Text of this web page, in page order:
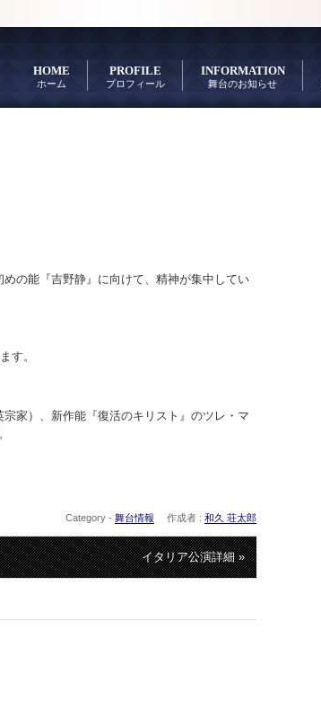
HOME
ホーム
PROFILE
プロフィール
INFORMATION
舞台のお知らせ
の能『吉野静』に向けて、精神が集中してい
す。
家）、新作能『復活のキリスト』のツレ・マ
Category - 舞台情報 作成者 : 和久 荘太郎
イタリア公演詳細 »